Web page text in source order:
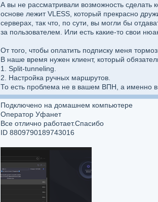
А вы не рассматривали возможность сделать
основе лежит VLESS, который прекрасно
серверах, так что, по сути, вы могли бы
за пользователем. Или есть какие-то свои
От того, чтобы оплатить подписку меня
В наше время нужен клиент, который
1. Split-tunneling.
2. Настройка ручных маршрутов.
То есть проблема не в вашем ВПН, а именно в
Подключено на домашнем компьютере
Оператор Уфанет
Все отлично работает.Спасибо
ID 8809790189743016